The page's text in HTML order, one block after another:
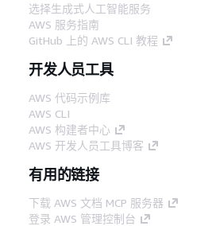
选择生成式人工智能服务
AWS 服务指南
GitHub 上的 AWS CLI 教程
开发人员工具
AWS 代码示例库
AWS CLI
AWS 构建者中心
AWS 开发人员工具博客
有用的链接
下载 AWS 文档 MCP 服务器
登录 AWS 管理控制台